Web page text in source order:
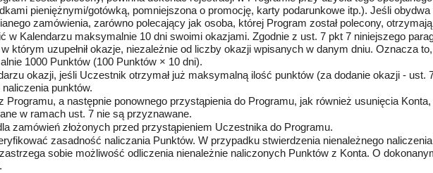
pieniężnymi/gotówką, pomniejszona o promocję, karty podarunkowe itp.). Jeśli
zamówienia, zarówno polecający jak osoba, której Program został polecony,
w Kalendarzu maksymalnie 10 dni swoimi okazjami. Zgodnie z ust. 7 pkt 7 niniejszego
którym uzupełnił okazje, niezależnie od liczby okazji wpisanych w danym dniu. Oznacza
1000 Punktów (100 Punktów × 10 dni).
okazji, jeśli Uczestnik otrzymał już maksymalną ilość punktów (za dodanie okazji - ust.
punktów.
Programu, a następnie ponownego przystąpienia do Programu, jak również usunięcia
w ramach ust. 7 nie są przyznawane.
zamówień złożonych przed przystąpieniem Uczestnika do Programu.
zasadność naliczania Punktów. W przypadku stwierdzenia nienależnego
sobie możliwość odliczenia nienależnie naliczonych Punktów z Konta. O